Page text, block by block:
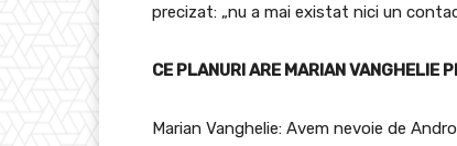
precizat: „nu a mai existat nici un
CE PLANURI ARE MARIAN VANGHELIE
Marian Vanghelie: Avem nevoie de